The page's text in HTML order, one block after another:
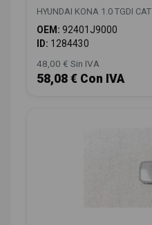
HYUNDAI KONA 1.0 TGDI CAT
OEM: 92401J9000
ID: 1284430
48,00 € Sin IVA
58,08 € Con IVA